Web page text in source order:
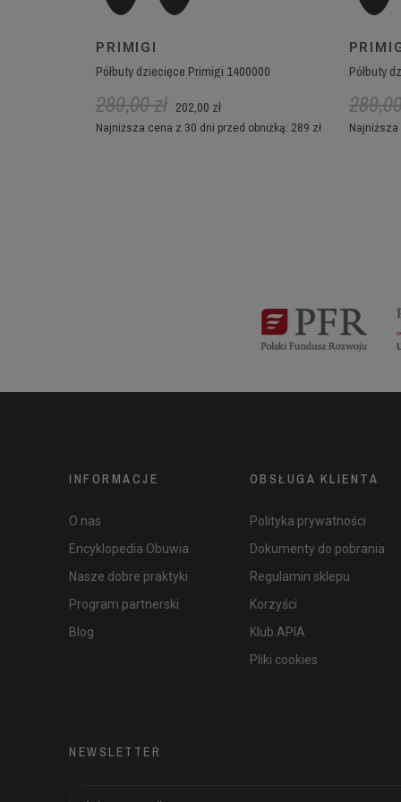
PRIMIGI
Półbuty dziecięce Primigi 1400000
289,00 zł 202,00 zł
Najniższa cena z 30 dni przed obniżką: 289 zł
Półbuty
Najniższa
INFORMACJE
O nas
Encyklopedia Obuwia
Nasze dobre praktyki
Program partnerski
Blog
OBSŁUGA KLIENTA
Polityka prywatności
Dokumenty do pobrania
Regulamin sklepu
Korzyści
Klub APIA
Pliki cookies
NEWSLETTER